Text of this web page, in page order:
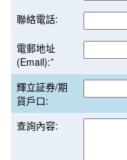
聯絡電話:
電郵地址
(Email):*
輝立証券/期
貨戶口:
查詢內容: